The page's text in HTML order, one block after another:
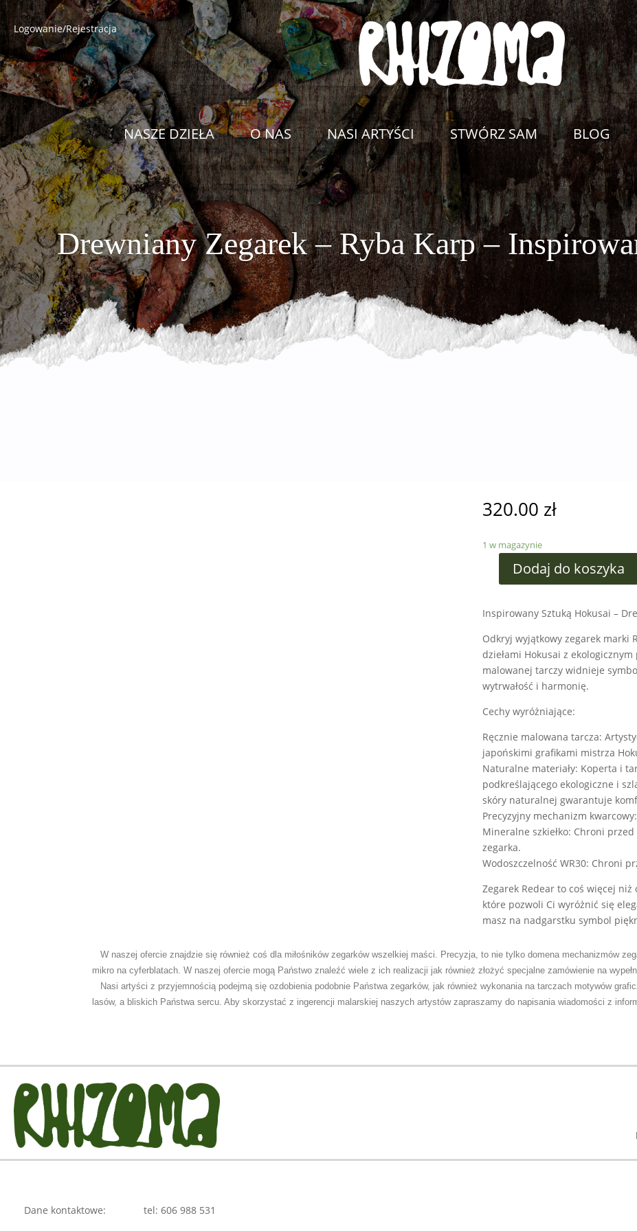
Logowanie/Rejestracja
NASZE DZIEŁA O NAS NASI ARTYŚCI STWÓRZ SAM BLOG
Drewniany Zegarek – Ryba Karp –
320.00 zł
1 w magazynie
Dodaj do koszyka
Inspirowany Sztuką Hokusai –
Odkryj wyjątkowy zegarek marki
dziełami Hokusai z
malowanej tarczy widnieje
wytrwałość i harmonię.
Cechy wyróżniające:
Ręcznie malowana tarcza:
japońskimi grafikami mistrza
Naturalne materiały: Koperta i
podkreślającego ekologiczne i
skóry naturalnej gwarantuje
Precyzyjny mechanizm
Mineralne szkiełko: Chroni
zegarka.
Wodoszczelność WR30: Chroni
Zegarek Redear to coś więcej
które pozwoli Ci wyróżnić się
masz na nadgarstku symbol
W naszej ofercie znajdzie się również coś dla miłośników zegarków wszelkiej maści. Precyzja, to nie tylko domena mechanizmów
mikro na cyferblatach. W naszej ofercie mogą Państwo znaleźć wiele z ich realizacji jak również złożyć specjalne zamówienie na
Nasi artyści z przyjemnością podejmą się ozdobienia podobnie Państwa zegarków, jak również wykonania na tarczach motywów
lasów, a bliskich Państwa sercu. Aby skorzystać z ingerencji malarskiej naszych artystów zapraszamy do napisania wiadomości z
Dane kontaktowe:
tel: 606 988 531